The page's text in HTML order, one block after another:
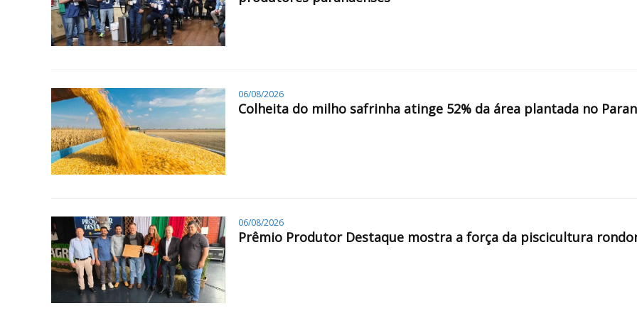
06/08/2026
Colheita do milho safrinha atinge 52% da área plantada no
06/08/2026
Prêmio Produtor Destaque mostra a força da piscicultura